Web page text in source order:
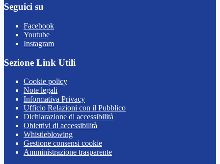
Seguici su
Facebook
Youtube
Instagram
Sezione Link Utili
Cookie policy
Note legali
Informativa Privacy
Ufficio Relazioni con il Pubblico
Dichiarazione di accessibilità
Obiettivi di accessibilità
Whistleblowing
Gestione consensi cookie
Amministrazione trasparente